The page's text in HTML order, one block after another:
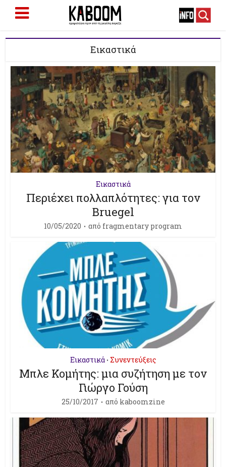
Εικαστικά
Εικαστικά
Περιέχει πολλαπλότητες: για τον
Bruegel
10/05/2020 από fragmentary program
Εικαστικά • Συνεντεύξεις
Μπλε Κομήτης: μια συζήτηση με τον
Γιώργο Γούση
25/10/2017 από kaboomzine